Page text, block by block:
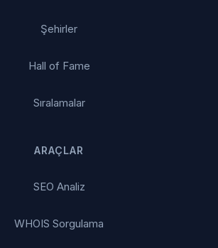
Şehirler
Hall of Fame
Sıralamalar
ARAÇLAR
SEO Analiz
WHOIS Sorgulama